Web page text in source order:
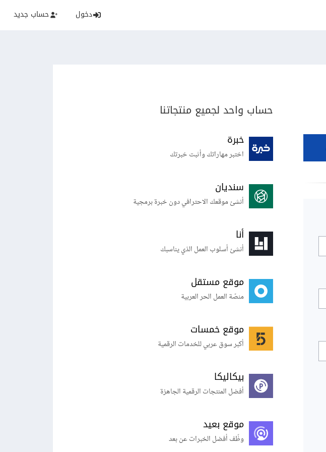
دخول حساب جديد
حساب واحد لجميع منتجاتنا
خبرة
اختبر مهاراتك وأثبت خبرتك
سنديان
أنشئ موقعك الاحترافي دون خبرة برمجية
أنا
أنشئ أسلوب العمل الذي يناسبك
موقع مستقل
منصّة العمل الحر العربية
موقع خمسات
أكبر سوق عربي للخدمات الرقمية
بيكاليكا
أفضل المنتجات الرقمية الجاهزة
موقع بعيد
وظّف أفضل الخبرات عن بعد